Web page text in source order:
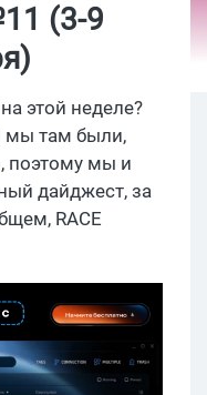
(3-9
этой неделе?
мы там были,
поэтому мы и
дайджест, за
RACE